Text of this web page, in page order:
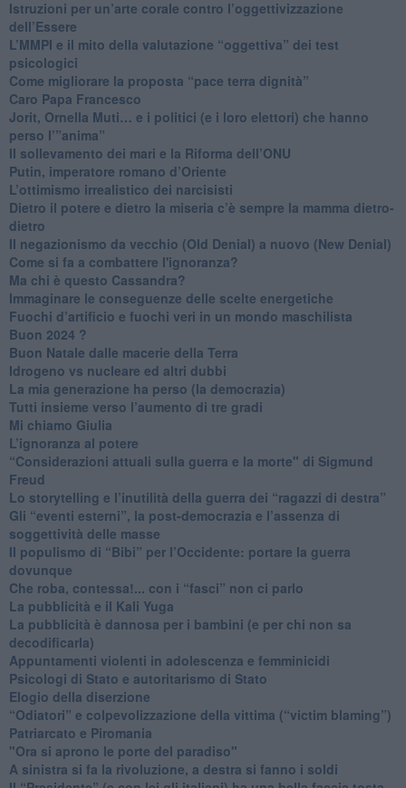
Istruzioni per un’arte corale contro l’oggettivizzazione
dell’Essere
​L’MMPI e il mito della valutazione “oggettiva” dei test
psicologici
Come migliorare la proposta “pace terra dignità”
Caro Papa Francesco
​Jorit, Ornella Muti… e i politici (e i loro elettori) che hanno
perso l’”anima”
​Il sollevamento dei mari e la Riforma dell’ONU
Putin, imperatore romano d’Oriente
​L’ottimismo irrealistico dei narcisisti
​Dietro il potere e dietro la miseria c’è sempre la mamma dietro-
dietro
Il negazionismo da vecchio (Old Denial) a nuovo (New Denial)
Come si fa a combattere l'ignoranza?
Ma chi è questo Cassandra?
Immaginare le conseguenze delle scelte energetiche
​Fuochi d’artificio e fuochi veri in un mondo maschilista
Buon 2024 ?
​Buon Natale dalle macerie della Terra
​Idrogeno vs nucleare ed altri dubbi
​La mia generazione ha perso (la democrazia)
​Tutti insieme verso l’aumento di tre gradi
Mi chiamo Giulia
L’ignoranza al potere
​“Considerazioni attuali sulla guerra e la morte" di Sigmund
Freud
​Lo storytelling e l’inutilità della guerra dei “ragazzi di destra”
​Gli “eventi esterni”, la post-democrazia e l’assenza di
soggettività delle masse
​Il populismo di “Bibi” per l’Occidente: portare la guerra
dovunque
​Che roba, contessa!... con i “fasci” non ci parlo
La pubblicità e il Kali Yuga
​La pubblicità è dannosa per i bambini (e per chi non sa
decodificarla)
​Appuntamenti violenti in adolescenza e femminicidi
​Psicologi di Stato e autoritarismo di Stato
Elogio della diserzione
“Odiatori” e colpevolizzazione della vittima (“victim blaming”)
​Patriarcato e Piromania
"Ora si aprono le porte del paradiso"
​A sinistra si fa la rivoluzione, a destra si fanno i soldi